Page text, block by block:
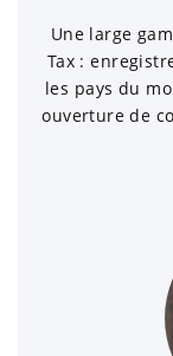
Une large
Tax :
les pays du
ouverture de